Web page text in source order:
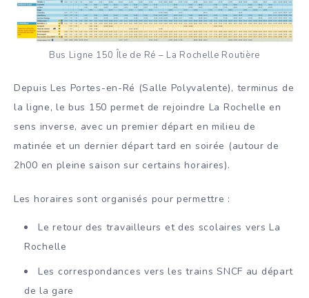
Bus Ligne 150 Île de Ré – La Rochelle Routière
Depuis Les Portes-en-Ré (Salle Polyvalente), terminus de
la ligne, le bus 150 permet de rejoindre La Rochelle en
sens inverse, avec un premier départ en milieu de
matinée et un dernier départ tard en soirée (autour de
2h00 en pleine saison sur certains horaires).
Les horaires sont organisés pour permettre :
Le retour des travailleurs et des scolaires vers La
Rochelle
Les correspondances vers les trains SNCF au départ
de la gare